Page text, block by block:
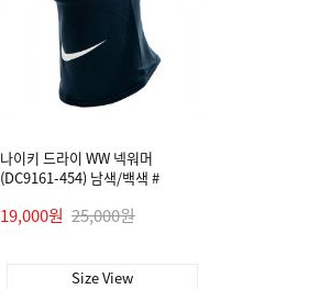
나이키 드라이 WW 넥워머
(DC9161-454) 남색/백색 #
19,000원 25,000원
Size View